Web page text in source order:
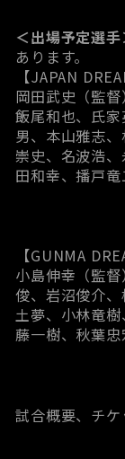
＜出場予定選
あります。
【JAPAN
岡田武史（監督
飯尾和也、氏
男、本山雅志
崇史、名波浩
田和幸、播戸竜
【GUNMA
小島伸幸（監
俊、岩沼俊介
土夢、小林竜
藤一樹、秋葉
試合概要、チ